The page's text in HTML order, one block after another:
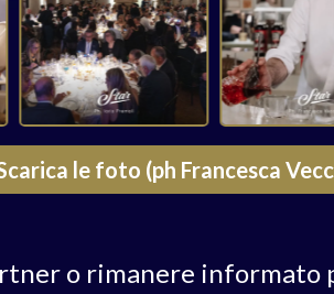
le foto (ph Francesca
o rimanere informato